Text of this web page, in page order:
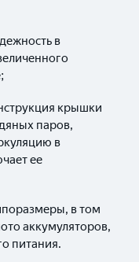
в
крышки
паров,
в
ее
в том
аккумуляторов,
питания.